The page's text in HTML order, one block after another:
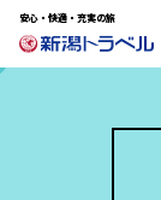
安心・快適・充実の旅